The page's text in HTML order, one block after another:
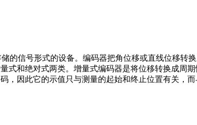
的信号形式的设备。编码器把角位移或直线位移转
和绝对式两类。增量式编码器是将位移转换成周
因此它的示值只与测量的起始和终止位置有关，而